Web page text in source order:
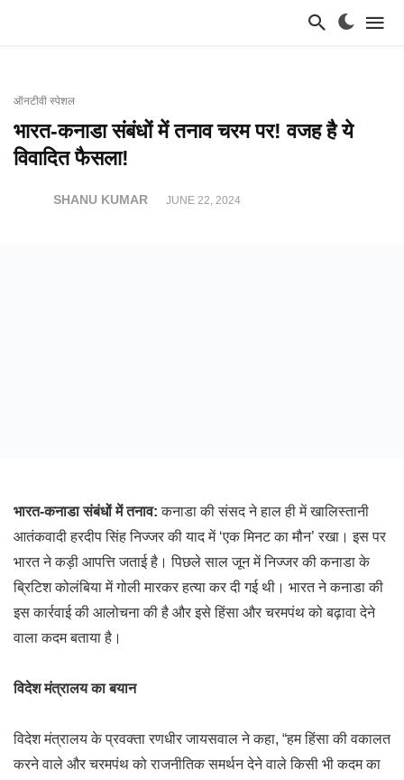
ऑनटीवी स्पेशल
भारत-कनाडा संबंधों में तनाव चरम पर! वजह है ये
विवादित फैसला!
SHANU KUMAR JUNE 22, 2024
भारत-कनाडा संबंधों में तनाव:कनाडा की संसद ने हाल ही में खालिस्तानी
आतंकवादी हरदीप सिंह निज्जर की याद में ‘एक मिनट का मौन’ रखा। इस पर
भारत ने कड़ी आपत्ति जताई है। पिछले साल जून में निज्जर की कनाडा के
ब्रिटिश कोलंबिया में गोली मारकर हत्या कर दी गई थी। भारत ने कनाडा की
इस कार्रवाई की आलोचना की है और इसे हिंसा और चरमपंथ को बढ़ावा देने
वाला कदम बताया है।
विदेश मंत्रालय का बयान
विदेश मंत्रालय के प्रवक्ता रणधीर जायसवाल ने कहा, “हम हिंसा की वकालत
करने वाले और चरमपंथ को राजनीतिक समर्थन देने वाले किसी भी कदम का